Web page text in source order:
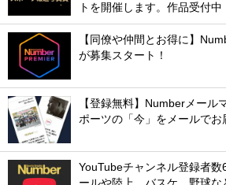
トを開催します。作品受付中
【同僚や仲間とお得に】
が募集スタート！
【登録無料】Numberメール
ポーツの「今」をメールでお
YouTubeチャンネル登録者